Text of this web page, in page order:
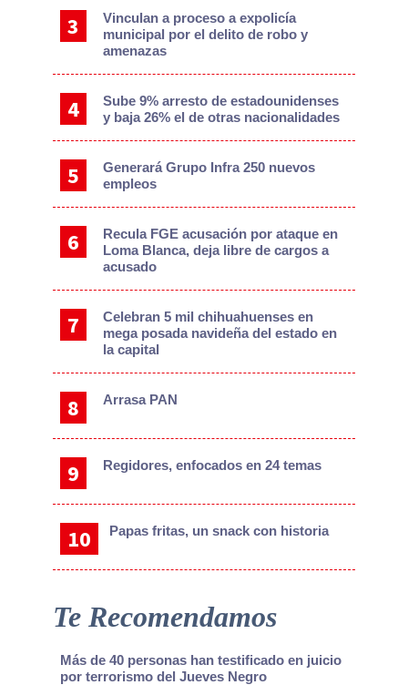
Vinculan a proceso a expolicía
municipal por el delito de robo y
amenazas
Sube 9% arresto de estadounidenses
y baja 26% el de otras nacionalidades
Generará Grupo Infra 250 nuevos
empleos
Recula FGE acusación por ataque en
Loma Blanca, deja libre de cargos a
acusado
Celebran 5 mil chihuahuenses en
mega posada navideña del estado en
la capital
Arrasa PAN
Regidores, enfocados en 24 temas
Papas fritas, un snack con historia
Te Recomendamos
Más de 40 personas han testificado en juicio
por terrorismo del Jueves Negro